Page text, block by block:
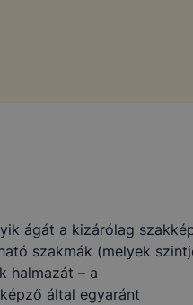
ágát a kizárólag
szakmák (melyek
halmazát – a
által egyaránt